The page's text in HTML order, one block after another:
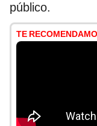
público.
TE